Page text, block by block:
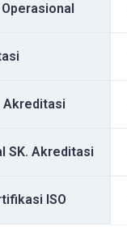
Operasional
Akreditasi
SK. Akreditasi
ISO